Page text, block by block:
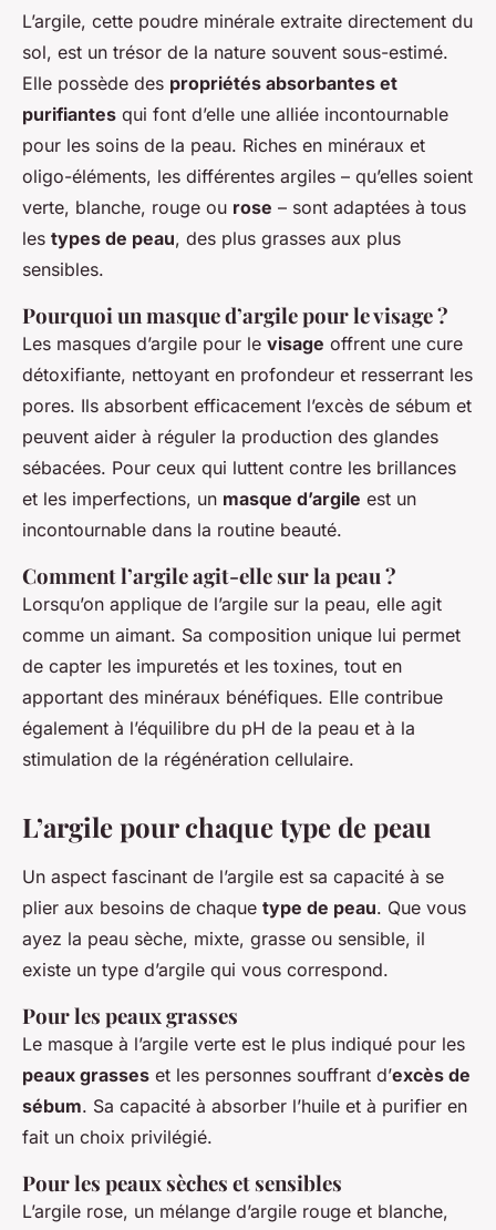
L’argile, cette poudre minérale extraite directement du
sol, est un trésor de la nature souvent sous-estimé.
Elle possède des propriétés absorbantes et
purifiantes qui font d’elle une alliée incontournable
pour les soins de la peau. Riches en minéraux et
oligo-éléments, les différentes argiles – qu’elles soient
verte, blanche, rouge ou rose – sont adaptées à tous
les types de peau, des plus grasses aux plus
sensibles.
Pourquoi un masque d’argile pour le visage ?
Les masques d’argile pour le visage offrent une cure
détoxifiante, nettoyant en profondeur et resserrant les
pores. Ils absorbent efficacement l’excès de sébum et
peuvent aider à réguler la production des glandes
sébacées. Pour ceux qui luttent contre les brillances
et les imperfections, un masque d’argile est un
incontournable dans la routine beauté.
Comment l’argile agit-elle sur la peau ?
Lorsqu’on applique de l’argile sur la peau, elle agit
comme un aimant. Sa composition unique lui permet
de capter les impuretés et les toxines, tout en
apportant des minéraux bénéfiques. Elle contribue
également à l’équilibre du pH de la peau et à la
stimulation de la régénération cellulaire.
L’argile pour chaque type de peau
Un aspect fascinant de l’argile est sa capacité à se
plier aux besoins de chaque type de peau. Que vous
ayez la peau sèche, mixte, grasse ou sensible, il
existe un type d’argile qui vous correspond.
Pour les peaux grasses
Le masque à l’argile verte est le plus indiqué pour les
peaux grasses et les personnes souffrant d’excès de
sébum. Sa capacité à absorber l’huile et à purifier en
fait un choix privilégié.
Pour les peaux sèches et sensibles
L’argile rose, un mélange d’argile rouge et blanche,